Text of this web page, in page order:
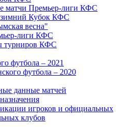
матчи Премьер-лиги КФС
Кубок КФС
весна"
лиги КФС
турниров КФС
футбола – 2021
футбола – 2020
данные матчей
игроков и официальных
клубов